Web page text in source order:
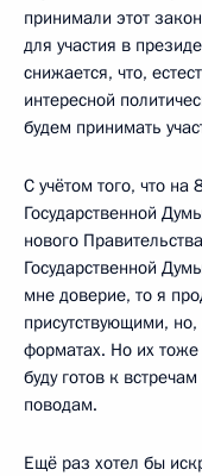
принимали этот
для участия в
снижается, что,
интересной
будем принимать
С учётом того, что
Государственной
нового
Государственной
мне доверие, то я
присутствующими,
форматах. Но их тоже
буду готов к
поводам.
Ещё раз хотел бы